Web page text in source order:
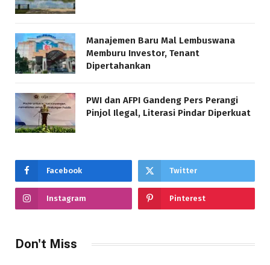
Manajemen Baru Mal Lembuswana
Memburu Investor, Tenant
Dipertahankan
PWI dan AFPI Gandeng Pers Perangi
Pinjol Ilegal, Literasi Pindar Diperkuat
Facebook Twitter
Instagram Pinterest
Don't Miss